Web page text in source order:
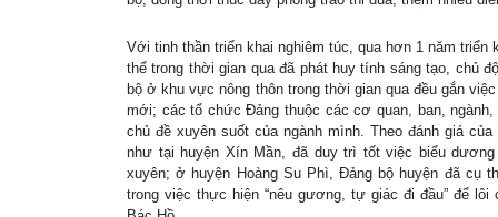
Với tinh thần triển khai nghiêm túc, qua hơn 1 năm
thể trong thời gian qua đã phát huy tính sáng tạo, chủ
bộ ở khu vực nông thôn trong thời gian qua đều gắn
mới; các tổ chức Đảng thuộc các cơ quan, ban,
chủ đề xuyên suốt của ngành mình. Theo đánh giá
như tại huyện Xín Mần, đã duy trì tốt việc biểu
xuyên; ở huyện Hoàng Su Phì, Đảng bộ huyện đã cụ
trong việc thực hiện “nêu gương, tự giác đi đầu” để